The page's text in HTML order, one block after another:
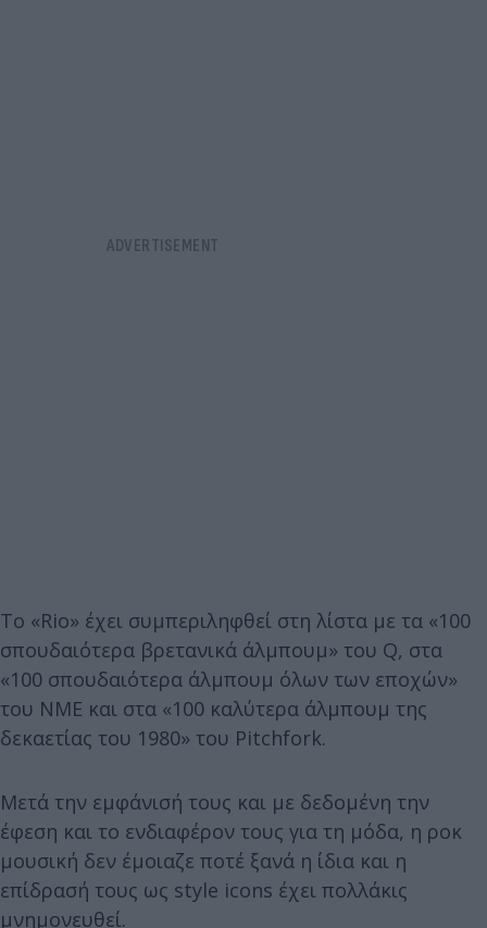
Το «Rio» έχει συμπεριληφθεί στη λίστα με τα «100
σπουδαιότερα βρετανικά άλμπουμ» του Q, στα
«100 σπουδαιότερα άλμπουμ όλων των εποχών»
του NME και στα «100 καλύτερα άλμπουμ της
δεκαετίας του 1980» του Pitchfork.
Μετά την εμφάνισή τους και με δεδομένη την
έφεση και το ενδιαφέρον τους για τη μόδα, η ροκ
μουσική δεν έμοιαζε ποτέ ξανά η ίδια και η
επίδρασή τους ως style icons έχει πολλάκις
μνημονευθεί.